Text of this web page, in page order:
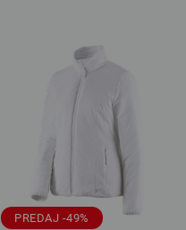
PREDAJ -49%